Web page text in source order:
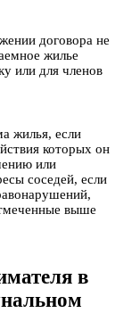
договора не
жилье
или для членов
жилья, если
которых он
или
соседей, если
выше
в